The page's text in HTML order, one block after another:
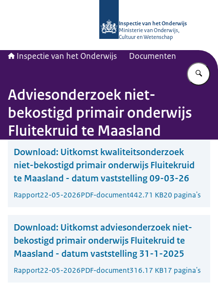
Inspectie van het Onderwijs
Ministerie van Onderwijs,
Cultuur en Wetenschap
Inspectie van het Onderwijs Documenten
Adviesonderzoek niet-
bekostigd primair onderwijs
Fluitekruid te Maasland
Download: Uitkomst kwaliteitsonderzoek
niet-bekostigd primair onderwijs Fluitekruid
te Maasland - datum vaststelling 09-03-26
Rapport22-05-2026PDF-document442.71 KB20 pagina's
Download: Uitkomst adviesonderzoek niet-
bekostigd primair onderwijs Fluitekruid te
Maasland - datum vaststelling 31-1-2025
Rapport22-05-2026PDF-document316.17 KB17 pagina's